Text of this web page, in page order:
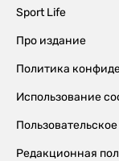
Sport Life
Про издание
Политика
Использование
Редакционная